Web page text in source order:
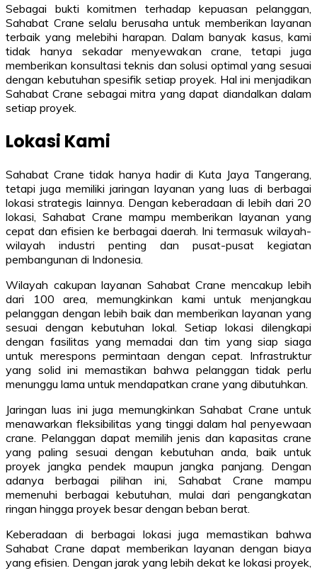
Sebagai bukti komitmen terhadap kepuasan pelanggan,
Sahabat Crane selalu berusaha untuk memberikan layanan
terbaik yang melebihi harapan. Dalam banyak kasus, kami
tidak hanya sekadar menyewakan crane, tetapi juga
memberikan konsultasi teknis dan solusi optimal yang sesuai
dengan kebutuhan spesifik setiap proyek. Hal ini menjadikan
Sahabat Crane sebagai mitra yang dapat diandalkan dalam
setiap proyek.
Lokasi Kami
Sahabat Crane tidak hanya hadir di Kuta Jaya Tangerang,
tetapi juga memiliki jaringan layanan yang luas di berbagai
lokasi strategis lainnya. Dengan keberadaan di lebih dari 20
lokasi, Sahabat Crane mampu memberikan layanan yang
cepat dan efisien ke berbagai daerah. Ini termasuk wilayah-
wilayah industri penting dan pusat-pusat kegiatan
pembangunan di Indonesia.
Wilayah cakupan layanan Sahabat Crane mencakup lebih
dari 100 area, memungkinkan kami untuk menjangkau
pelanggan dengan lebih baik dan memberikan layanan yang
sesuai dengan kebutuhan lokal. Setiap lokasi dilengkapi
dengan fasilitas yang memadai dan tim yang siap siaga
untuk merespons permintaan dengan cepat. Infrastruktur
yang solid ini memastikan bahwa pelanggan tidak perlu
menunggu lama untuk mendapatkan crane yang dibutuhkan.
Jaringan luas ini juga memungkinkan Sahabat Crane untuk
menawarkan fleksibilitas yang tinggi dalam hal penyewaan
crane. Pelanggan dapat memilih jenis dan kapasitas crane
yang paling sesuai dengan kebutuhan anda, baik untuk
proyek jangka pendek maupun jangka panjang. Dengan
adanya berbagai pilihan ini, Sahabat Crane mampu
memenuhi berbagai kebutuhan, mulai dari pengangkatan
ringan hingga proyek besar dengan beban berat.
Keberadaan di berbagai lokasi juga memastikan bahwa
Sahabat Crane dapat memberikan layanan dengan biaya
yang efisien. Dengan jarak yang lebih dekat ke lokasi proyek,